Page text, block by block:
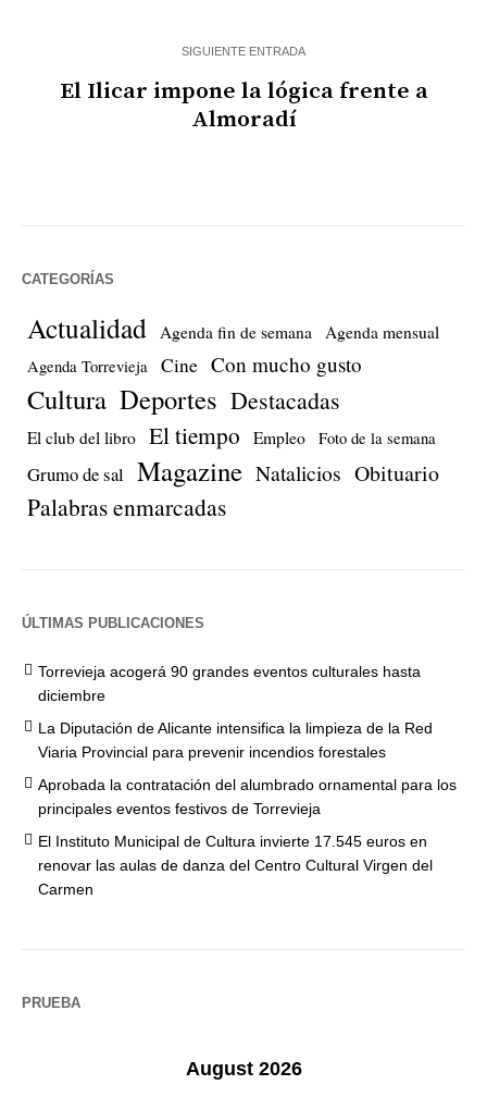
SIGUIENTE ENTRADA
El Ilicar impone la lógica frente a
Almoradí
CATEGORÍAS
Actualidad Agenda fin de semana Agenda mensual
Agenda Torrevieja Cine Con mucho gusto
Cultura Deportes Destacadas
El club del libro El tiempo Empleo Foto de la semana
Grumo de sal Magazine Natalicios Obituario
Palabras enmarcadas
ÚLTIMAS PUBLICACIONES
Torrevieja acogerá 90 grandes eventos culturales hasta
diciembre
La Diputación de Alicante intensifica la limpieza de la Red
Viaria Provincial para prevenir incendios forestales
Aprobada la contratación del alumbrado ornamental para los
principales eventos festivos de Torrevieja
El Instituto Municipal de Cultura invierte 17.545 euros en
renovar las aulas de danza del Centro Cultural Virgen del
Carmen
PRUEBA
August 2026